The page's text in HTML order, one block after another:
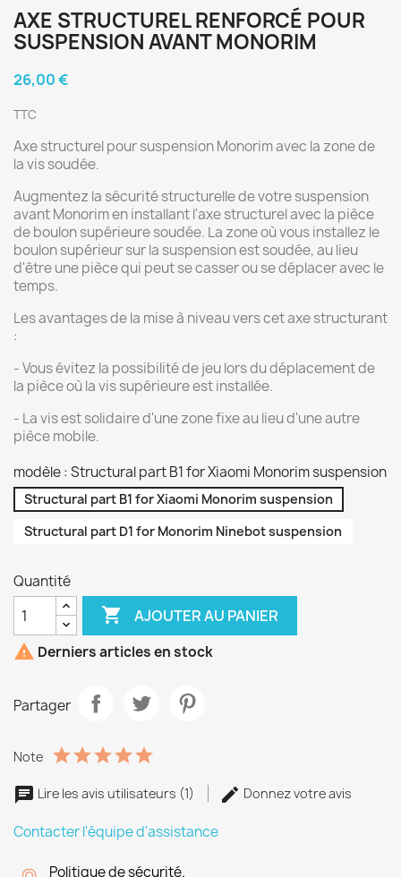
AXE STRUCTUREL RENFORCÉ POUR
SUSPENSION AVANT MONORIM
26,00 €
TTC
Axe structurel pour suspension Monorim avec la zone de
la vis soudée.
Augmentez la sécurité structurelle de votre suspension
avant Monorim en installant l'axe structurel avec la pièce
de boulon supérieure soudée. La zone où vous installez le
boulon supérieur sur la suspension est soudée, au lieu
d'être une pièce qui peut se casser ou se déplacer avec le
temps.
Les avantages de la mise à niveau vers cet axe structurant
:
- Vous évitez la possibilité de jeu lors du déplacement de
la pièce où la vis supérieure est installée.
- La vis est solidaire d'une zone fixe au lieu d'une autre
pièce mobile.
modèle : Structural part B1 for Xiaomi Monorim suspension
Structural part B1 for Xiaomi Monorim suspension
Structural part D1 for Monorim Ninebot suspension
Quantité
 AJOUTER AU PANIER
 Derniers articles en stock
Partager
Note
Lire les avis utilisateurs (1) Donnez votre avis
Contacter l'équipe d'assistance
Politique de sécurité.